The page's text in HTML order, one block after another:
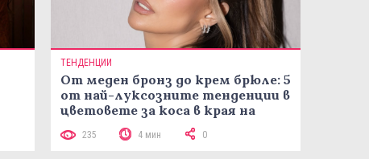
ТЕНДЕНЦИИ
От меден бронз до крем брюле: 5
от най-луксозните тенденции в
цветовете за коса в края на
235 4 мин 0